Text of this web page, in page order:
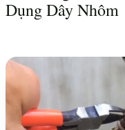
Dụng Dây Nhôm